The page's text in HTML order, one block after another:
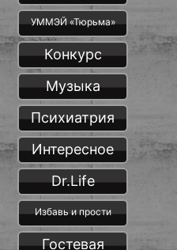
УММЭЙ «Тюрьма»
Конкурс
Музыка
Психиатрия
Интересное
Dr.Life
Избавь и прости
Гостевая